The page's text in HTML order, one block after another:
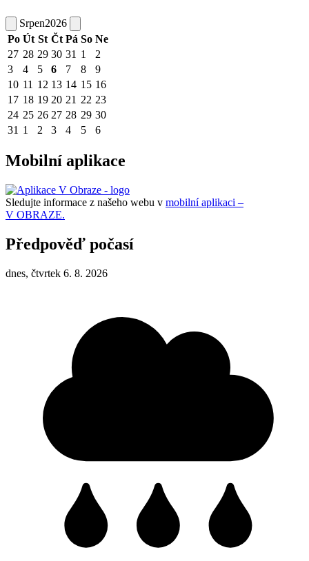
Srpen2026
Po Út St Čt Pá So Ne
27 28 29 30 31 1
2
3
4 5 6 7 8
9
10 11 12 13 14 15 16
17 18 19 20 21 22 23
24 25 26 27 28 29 30
31 1 2 3 4 5 6
Mobilní aplikace
Sledujte informace z našeho webu v mobilní aplikaci –
V OBRAZE.
Předpověď počasí
dnes, čtvrtek 6. 8. 2026